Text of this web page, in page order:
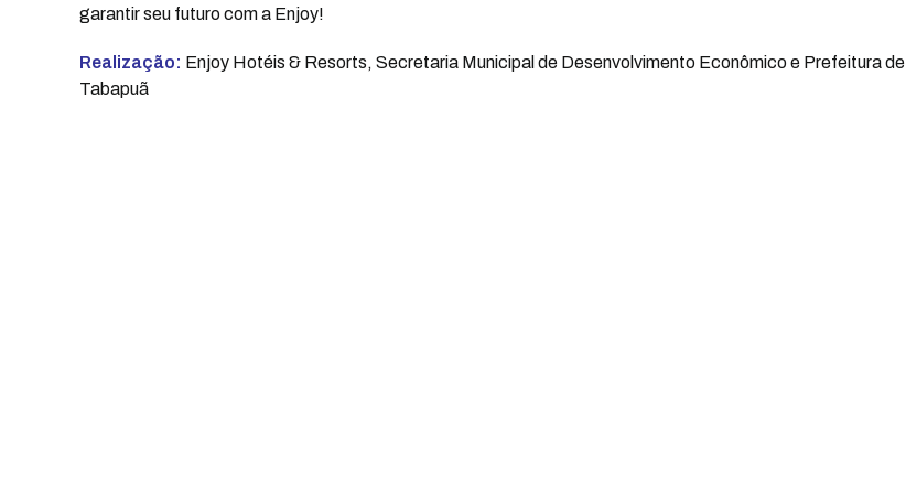
garantir seu futuro com a Enjoy!
Realização: Enjoy Hotéis & Resorts, Secretaria Municipal de Desenvolvimento Econômico e Prefeitura de
Tabapuã